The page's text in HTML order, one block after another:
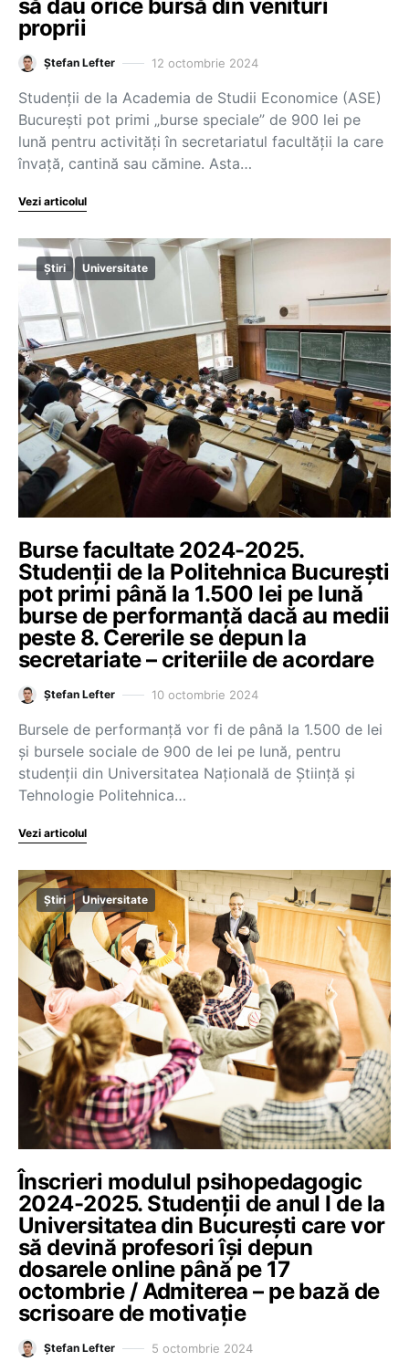
să dau orice bursă din venituri
proprii
Ștefan Lefter 12 octombrie 2024
Studenții de la Academia de Studii Economice (ASE)
București pot primi „burse speciale” de 900 lei pe
lună pentru activități în secretariatul facultății la care
învață, cantină sau cămine. Asta…
Vezi articolul
Știri Universitate
Burse facultate 2024-2025.
Studenții de la Politehnica București
pot primi până la 1.500 lei pe lună
burse de performanță dacă au medii
peste 8. Cererile se depun la
secretariate – criteriile de acordare
Ștefan Lefter 10 octombrie 2024
Bursele de performanță vor fi de până la 1.500 de lei
și bursele sociale de 900 de lei pe lună, pentru
studenții din Universitatea Națională de Știință și
Tehnologie Politehnica…
Vezi articolul
Știri Universitate
Înscrieri modulul psihopedagogic
2024-2025. Studenții de anul I de la
Universitatea din București care vor
să devină profesori își depun
dosarele online până pe 17
octombrie / Admiterea – pe bază de
scrisoare de motivație
Ștefan Lefter 5 octombrie 2024